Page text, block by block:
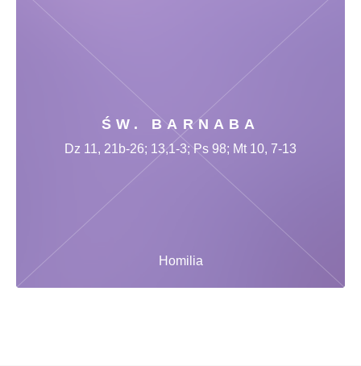
ŚW. BARNABA
Homilia
Dz 11, 21b-26; 13,1-3; Ps 98; Mt 10, 7-13